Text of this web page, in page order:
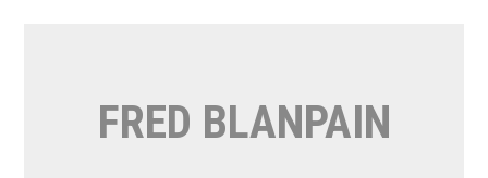
FRED BLANPAIN